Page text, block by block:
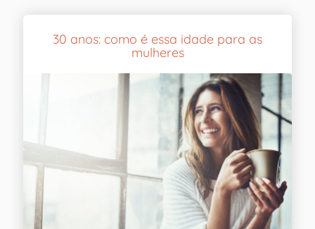
30 anos: como é essa idade para as
mulheres